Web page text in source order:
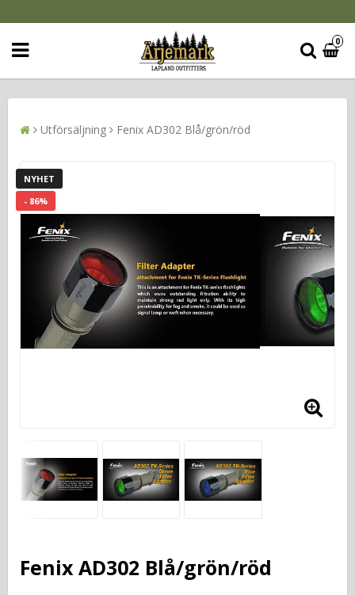
0
Utförsäljning Fenix AD302 Blå/grön/röd
NYHET
- 86%
Fenix AD302 Blå/grön/röd